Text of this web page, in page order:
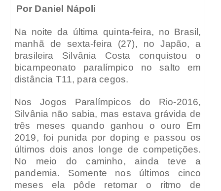
Por Daniel Nápoli
Na noite da última quinta-feira, no Brasil,
manhã de sexta-feira (27), no Japão, a
brasileira Silvânia Costa conquistou o
bicampeonato paralímpico no salto em
distância T11, para cegos.
Nos Jogos Paralímpicos do Rio-2016,
Silvânia não sabia, mas estava grávida de
três meses quando ganhou o ouro Em
2019, foi punida por doping e passou os
últimos dois anos longe de competições.
No meio do caminho, ainda teve a
pandemia. Somente nos últimos cinco
meses ela pôde retomar o ritmo de